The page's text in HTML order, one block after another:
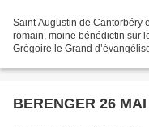
Saint Augustin de Cantorbéry
romain, moine bénédictin sur
Grégoire le Grand
BERENGER 26 MAI